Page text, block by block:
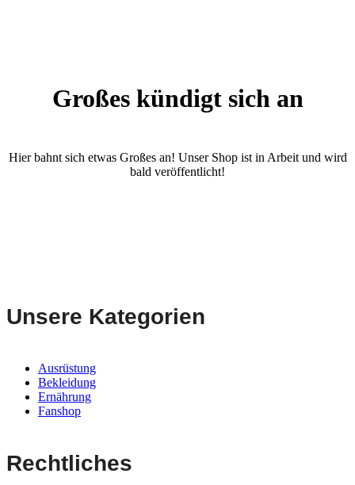
Großes kündigt sich an
Hier bahnt sich etwas Großes an! Unser Shop ist in Arbeit und wird
bald veröffentlicht!
Unsere Kategorien
Ausrüstung
Bekleidung
Ernährung
Fanshop
Rechtliches